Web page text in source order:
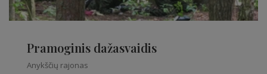
Pramoginis dažasvaidis
Anykščių rajonas